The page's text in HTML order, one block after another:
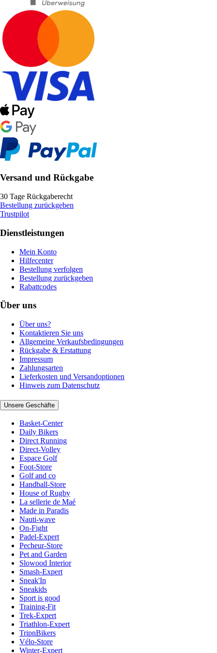
Versand und Rückgabe
30 Tage Rückgaberecht
Bestellung zurückgeben
Trustpilot
Dienstleistungen
Mein Konto
Hilfecenter
Bestellung verfolgen
Bestellung zurückgeben
Rabattcodes
Über uns
Über uns?
Kontaktieren Sie uns
Allgemeine Verkaufsbedingungen
Rückgabe & Erstattung
Impressum
Zahlungsarten
Lieferkosten und Versandoptionen
Hinweis zum Datenschutz
Unsere Geschäfte
Basket-Center
Daily Bikers
Direct Running
Direct-Volley
Espace Golf
Foot-Store
Golf and co
Handball-Store
House of Rugby
La sellerie de Maé
Made in Paradis
Nauti-wave
On-Fight
Padel-Expert
Pecheur-Store
Pet and Garden
Slowood Interior
Smash-Expert
Sneak'In
Sneakids
Sport is good
Training-Fit
Trek-Expert
Triathlon-Expert
TripnBikers
Vélo-Store
Winter-Expert